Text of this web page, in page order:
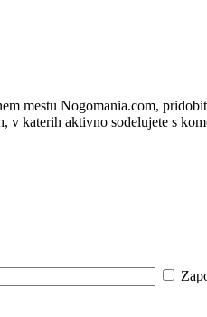
mestu Nogomania.com,
v katerih aktivno sodelujete s